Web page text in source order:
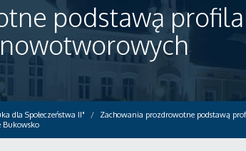
podstawą
dla Społeczeństwa II"
Zachowania prozdrowotne podstawą
Bukowsko